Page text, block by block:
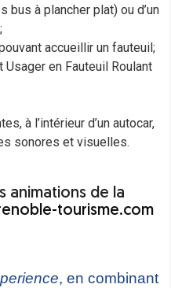
bus à plancher plat) ou d’un
accueillir un fauteuil;
Usager en Fauteuil Roulant
à l’intérieur d’un autocar,
sonores et visuelles.
animations de la
tourisme.com
, en combinant